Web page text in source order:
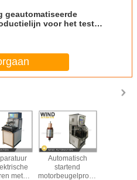
geautomatiseerde
voor het testen
met
Automatisch
startend
motorbeugelproefapparaat